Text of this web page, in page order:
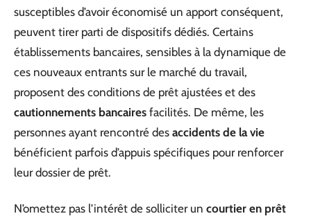
susceptibles d’avoir économisé un apport conséquent,
peuvent tirer parti de dispositifs dédiés. Certains
établissements bancaires, sensibles à la dynamique de
ces nouveaux entrants sur le marché du travail,
proposent des conditions de prêt ajustées et des
cautionnements bancaires facilités. De même, les
personnes ayant rencontré des accidents de la vie
bénéficient parfois d’appuis spécifiques pour renforcer
leur dossier de prêt.
N’omettez pas l’intérêt de solliciter un courtier en prêt